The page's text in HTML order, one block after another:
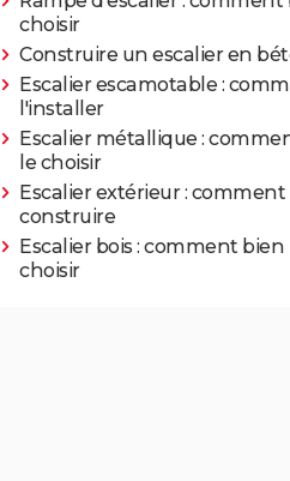
choisir
Construire un escalier en
Escalier escamotable :
l'installer
Escalier métallique :
le choisir
Escalier extérieur : comment
construire
Escalier bois : comment bien
choisir